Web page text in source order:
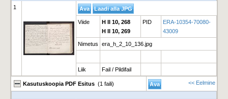
1
Viide
H II 10, 268
H II 10, 269
PID
ERA-10354-70080-
43009
Nimetus era_h_2_10_136.jpg
Liik Fail / Pildifail
Kasutuskoopia PDF Esitus (1 faili) << Eelmine